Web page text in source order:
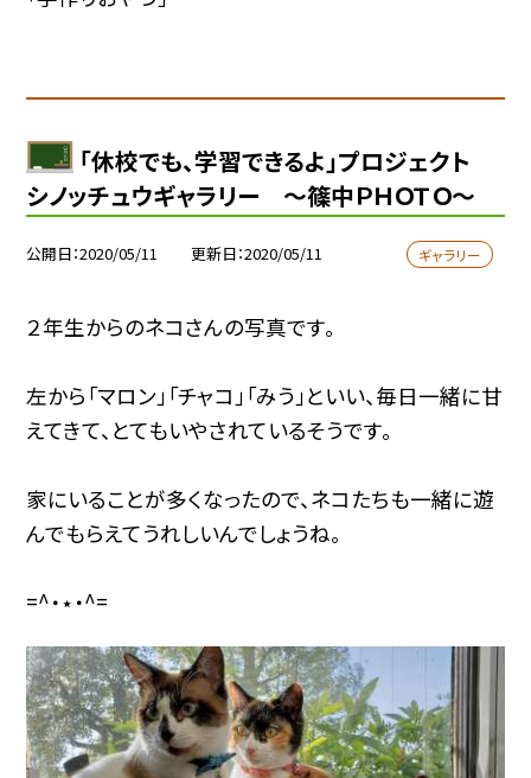
「休校でも、学習できるよ」プロジェクト
シノッチュウギャラリー 〜篠中ＰＨＯＴＯ〜
公開日 2020/05/11 更新日 2020/05/11 ギャラリー
２年生からのネコさんの写真です。
左から「マロン」「チャコ」「みう」といい、毎日一緒に甘
えてきて、とてもいやされているそうです。
家にいることが多くなったので、ネコたちも一緒に遊
んでもらえてうれしいんでしょうね。
=^・⋆・^=